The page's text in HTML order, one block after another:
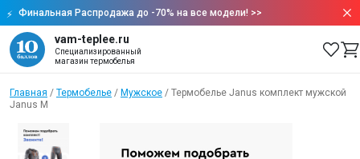
Финальная Распродажа до -70% на все модели! >>
vam-teplee.ru
Специализированный
магазин термобелья
Главная / Термобелье / Мужское / Термобелье Janus комплект мужской
Janus M